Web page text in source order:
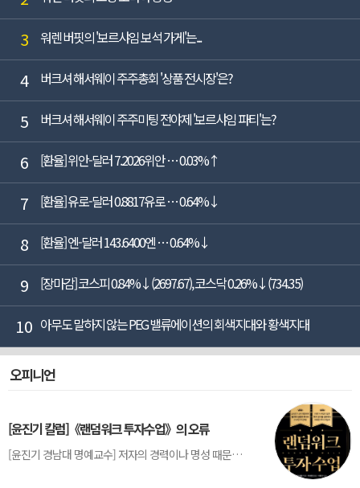
3 워렌 버핏의 '보르샤임 보석 가게'는...
4 버크셔 해서웨이 주주총회 '상품 전시장'은?
5 버크셔 해서웨이 주주미팅 전야제 '보르샤임 파티'는?
6 [환율] 위안-달러 7.2026위안 … 0.03%↑
7 [환율] 유로-달러 0.8817유로 … 0.64%↓
8 [환율] 엔-달러 143.6400엔 … 0.64%↓
9 [장마감] 코스피 0.84%↓(2697.67), 코스닥 0.26%↓(734.35)
10 아무도 말하지 않는 PEG 밸류에이션의 회색지대와 황색지대
오피니언
[윤진기 칼럼]《랜덤워크 투자수업》의 오류
[윤진기 경남대 명예교수] 저자의 경력이나 명성 때문인지 2020년에 번역 출판된 《랜덤워크 투자수업》(A Random Walk Down Wall Street) 12판은 표지부터가 거창하다. ‘45년간 12번 개정하며 철저히 검증한 투자서’, ‘전문가 부럽지 않은 투자 감각을 길러주는 위대한 투자지침서’ 라는 은빛 광고문구로 독자를 유혹한다.[1] 출판 50주...